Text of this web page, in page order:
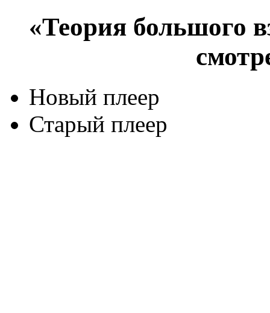
«Теория большого
Новый плеер
Старый плеер